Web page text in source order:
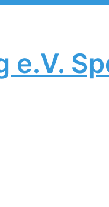
e.V.